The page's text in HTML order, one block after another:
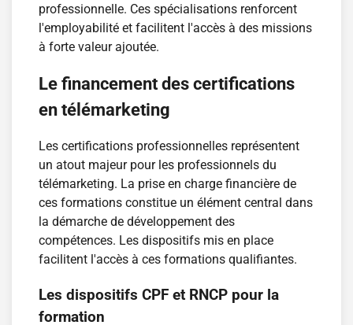
professionnelle. Ces spécialisations renforcent
l'employabilité et facilitent l'accès à des missions
à forte valeur ajoutée.
Le financement des certifications
en télémarketing
Les certifications professionnelles représentent
un atout majeur pour les professionnels du
télémarketing. La prise en charge financière de
ces formations constitue un élément central dans
la démarche de développement des
compétences. Les dispositifs mis en place
facilitent l'accès à ces formations qualifiantes.
Les dispositifs CPF et RNCP pour la
formation